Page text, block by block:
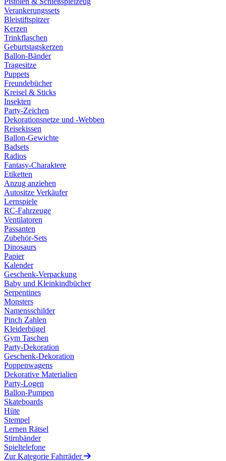
Verankerungssets
Bleistiftspitzer
Kerzen
Trinkflaschen
Geburtstagskerzen
Ballon-Bänder
Tragesitze
Puppets
Freundebücher
Kreisel & Sticks
Insekten
Party-Zeichen
Dekorationsnetze und -Webben
Reisekissen
Ballon-Gewichte
Badsets
Radios
Fantasy-Charaktere
Etiketten
Anzug anziehen
Autositze Verkäufer
Lernspiele
RC-Fahrzeuge
Ventilatoren
Passanten
Zubehör-Sets
Dinosaurs
Papier
Kalender
Geschenk-Verpackung
Baby und Kleinkindbücher
Serpentines
Monsters
Namensschilder
Pinch Zahlen
Kleiderbügel
Gym Taschen
Party-Dekoration
Geschenk-Dekoration
Poppenwagens
Dekorative Materialien
Party-Logen
Ballon-Pumpen
Skateboards
Hüte
Stempel
Lernen Rätsel
Stirnbänder
Spieltelefone
Zur Kategorie Fahrräder